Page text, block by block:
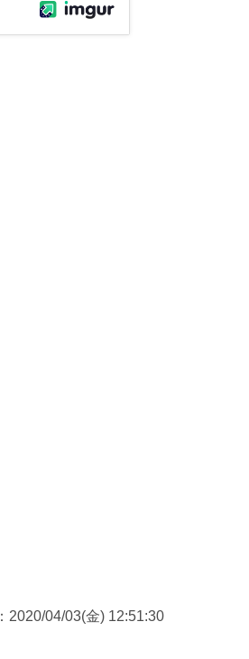
：2020/04/03(金) 12:51:30